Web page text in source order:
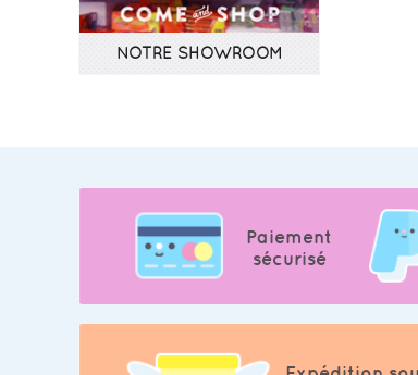
NOTRE SHOWROOM
Paiement
sécurisé